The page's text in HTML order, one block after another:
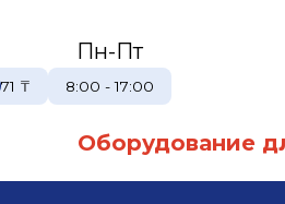
71 ₸
Пн-Пт
8:00 - 17:00
Оборудование